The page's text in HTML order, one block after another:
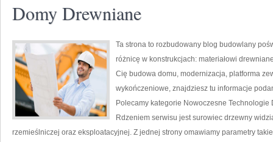
Domy Drewniane
Ta strona to rozbudowany blog budowlany
różnicę w konstrukcjach: materiałowi
Cię budowa domu, modernizacja, platforma
wykończeniowe, znajdziesz tu informacje
Polecamy kategorie Nowoczesne
Rdzeniem serwisu jest surowiec drzewny
rzemieślniczej oraz eksploatacyjnej. Z jednej strony omawiamy parametry